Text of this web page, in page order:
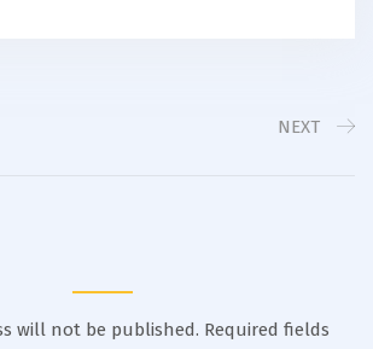
NEXT
will not be published. Required fields